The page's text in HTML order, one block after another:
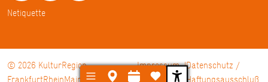
Netiquette
© 2026 KulturRegion
Impressum Datenschutz /